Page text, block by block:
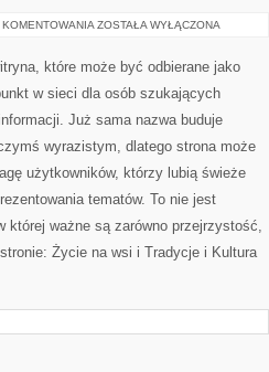
ŻYCIE
ZOSTAŁA WYŁĄCZONA
które może być odbierane jako
w sieci dla osób szukających
Już sama nazwa buduje
wyrazistym, dlatego strona może
użytkowników, którzy lubią świeże
tematów. To nie jest
ważne są zarówno przejrzystość,
Życie na wsi i Tradycje i Kultura